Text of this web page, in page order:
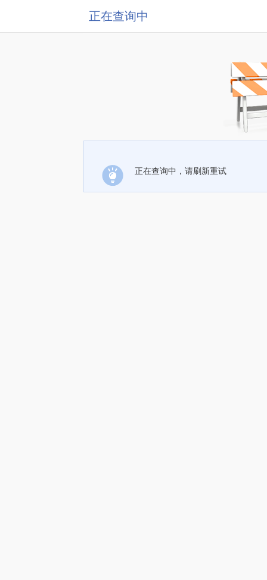
正在查询中
正在查询中，请刷新重试